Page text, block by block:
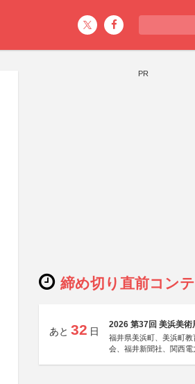
PR
締め切り直前コン
あと 32 日
2026 第37回 美浜美術
福井県美浜町、美浜町教
会、福井新聞社、関西電